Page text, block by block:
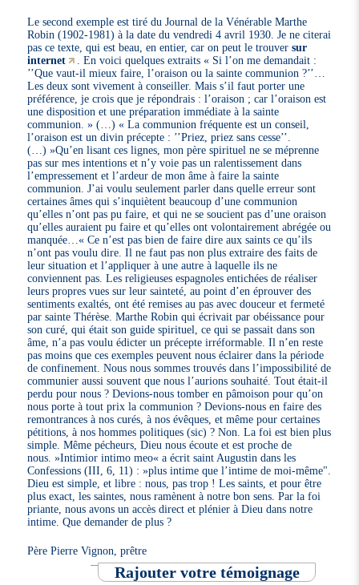
Le second exemple est tiré du Journal de la Vénérable Marthe
Robin (1902-1981) à la date du vendredi 4 avril 1930. Je ne citerai
pas ce texte, qui est beau, en entier, car on peut le trouversur
internet
. En voici quelques extraits « Si l’on me demandait :
’’Que vaut-il mieux faire, l’oraison ou la sainte communion ?’’…
Les deux sont vivement à conseiller. Mais s’il faut porter une
préférence, je crois que je répondrais : l’oraison ; car l’oraison est
une disposition et une préparation immédiate à la sainte
communion. » (…) « La communion fréquente est un conseil,
l’oraison est un divin précepte : ’’Priez, priez sans cesse’’.
(…) »Qu’en lisant ces lignes, mon père spirituel ne se méprenne
pas sur mes intentions et n’y voie pas un ralentissement dans
l’empressement et l’ardeur de mon âme à faire la sainte
communion. J’ai voulu seulement parler dans quelle erreur sont
certaines âmes qui s’inquiètent beaucoup d’une communion
qu’elles n’ont pas pu faire, et qui ne se soucient pas d’une oraison
qu’elles auraient pu faire et qu’elles ont volontairement abrégée ou
manquée…« Ce n’est pas bien de faire dire aux saints ce qu’ils
n’ont pas voulu dire. Il ne faut pas non plus extraire des faits de
leur situation et l’appliquer à une autre à laquelle ils ne
conviennent pas. Les religieuses espagnoles entichées de réaliser
leurs propres vues sur leur sainteté, au point d’en éprouver des
sentiments exaltés, ont été remises au pas avec douceur et fermeté
par sainte Thérèse. Marthe Robin qui écrivait par obéissance pour
son curé, qui était son guide spirituel, ce qui se passait dans son
âme, n’a pas voulu édicter un précepte irréformable. Il n’en reste
pas moins que ces exemples peuvent nous éclairer dans la période
de confinement. Nous nous sommes trouvés dans l’impossibilité de
communier aussi souvent que nous l’aurions souhaité. Tout était-il
perdu pour nous ? Devions-nous tomber en pâmoison pour qu’on
nous porte à tout prix la communion ? Devions-nous en faire des
remontrances à nos curés, à nos évêques, et même pour certaines
pétitions, à nos hommes politiques (sic) ? Non. La foi est bien plus
simple. Même pécheurs, Dieu nous écoute et est proche de
nous. »Intimior intimo meo« a écrit saint Augustin dans les
Confessions (III, 6, 11) : »plus intime que l’intime de moi-même".
Dieu est simple, et libre : nous, pas trop ! Les saints, et pour être
plus exact, les saintes, nous ramènent à notre bon sens. Par la foi
priante, nous avons un accès direct et plénier à Dieu dans notre
intime. Que demander de plus ?
Père Pierre Vignon, prêtre
Rajouter votre témoignage